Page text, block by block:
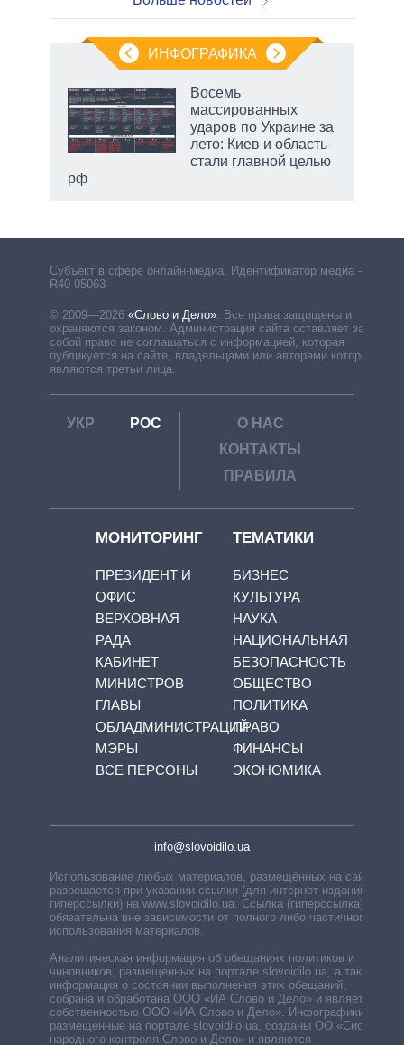
ИНФОГРАФИКА
Восемь
массированных
ударов по Украине за
лето: Киев и область
стали главной целью
рф
Субъект в сфере онлайн-медиа. Идентификатор медиа –
R40-05063
© 2009—2026 «Слово и Дело». Все права защищены и
охраняются законом. Администрация сайта оставляет за
собой право не соглашаться с информацией, которая
публикуется на сайте, владельцами или авторами которой
являются третьи лица.
УКР РОС
О НАС
КОНТАКТЫ
ПРАВИЛА
МОНИТОРИНГ
ПРЕЗИДЕНТ И
ОФИС
ВЕРХОВНАЯ
РАДА
КАБИНЕТ
МИНИСТРОВ
ГЛАВЫ
ОБЛАДМИНИСТРАЦИЙ
МЭРЫ
ВСЕ ПЕРСОНЫ
ТЕМАТИКИ
БИЗНЕС
КУЛЬТУРА
НАУКА
НАЦИОНАЛЬНАЯ
БЕЗОПАСНОСТЬ
ОБЩЕСТВО
ПОЛИТИКА
ПРАВО
ФИНАНСЫ
ЭКОНОМИКА
info@slovoidilo.ua
Использование любых материалов, размещённых на сайте,
разрешается при указании ссылки (для интернет-изданий —
гиперссылки) на www.slovoidilo.ua. Ссылка (гиперссылка)
обязательна вне зависимости от полного либо частичного
использования материалов.
Аналитическая информация об обещаниях политиков и
чиновников, размещенных на портале slovoidilo.ua, а также
информация о состоянии выполнения этих обещаний,
собрана и обработана ООО «ИА Слово и Дело» и является
собственностью ООО «ИА Слово и Дело». Инфографики,
размещенные на портале slovoidilo.ua, созданы ОО «Система
народного контроля Слово и Дело» и являются